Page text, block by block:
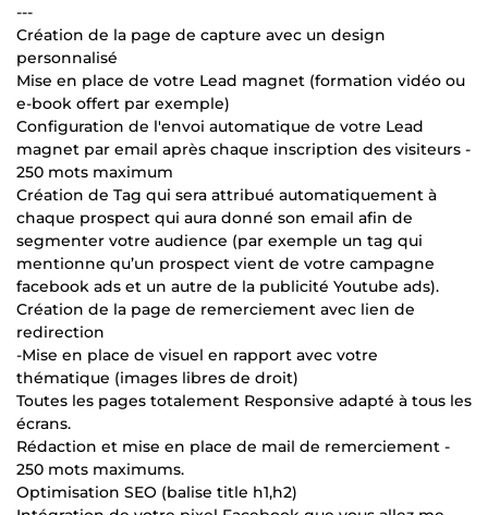
---
Création de la page de capture avec un design
personnalisé
Mise en place de votre Lead magnet (formation vidéo ou
e-book offert par exemple)
Configuration de l'envoi automatique de votre Lead
magnet par email après chaque inscription des visiteurs -
250 mots maximum
Création de Tag qui sera attribué automatiquement à
chaque prospect qui aura donné son email afin de
segmenter votre audience (par exemple un tag qui
mentionne qu’un prospect vient de votre campagne
facebook ads et un autre de la publicité Youtube ads).
Création de la page de remerciement avec lien de
redirection
-Mise en place de visuel en rapport avec votre
thématique (images libres de droit)
Toutes les pages totalement Responsive adapté à tous les
écrans.
Rédaction et mise en place de mail de remerciement -
250 mots maximums.
Optimisation SEO (balise title h1,h2)